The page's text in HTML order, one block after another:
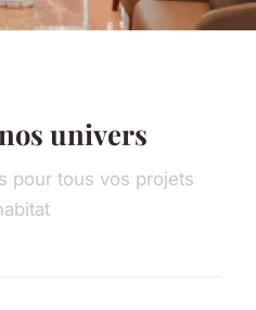
univers
pour tous vos projets